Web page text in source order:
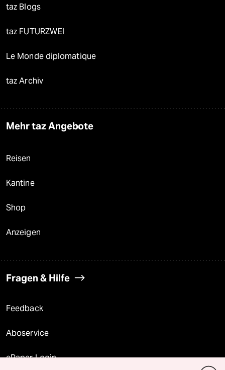
taz Blogs
taz FUTURZWEI
Le Monde diplomatique
taz Archiv
Mehr taz Angebote
Reisen
Kantine
Shop
Anzeigen
Fragen & Hilfe
Feedback
Aboservice
ePaper Login